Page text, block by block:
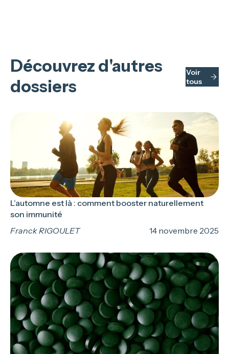
Découvrez d'autres
dossiers
Voir
tous
L’automne est là : comment booster naturellement
son immunité
Franck RIGOULET
14 novembre 2025